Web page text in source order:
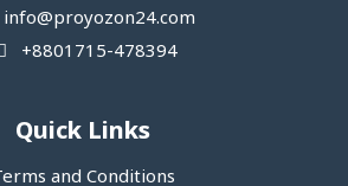
info@proyozon24.com
+8801715-478394
Quick Links
and Conditions